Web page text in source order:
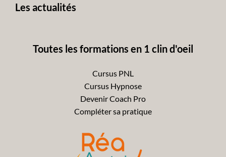
Les actualités
Toutes les formations en 1 clin d'oeil
Cursus PNL
Cursus Hypnose
Devenir Coach Pro
Compléter sa pratique